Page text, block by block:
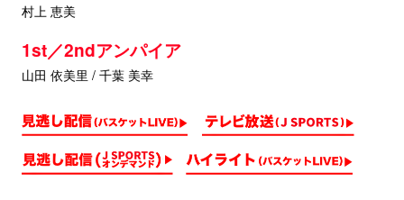
村上 恵美
1st／2ndアンパイア
山田 依美里 / 千葉 美幸